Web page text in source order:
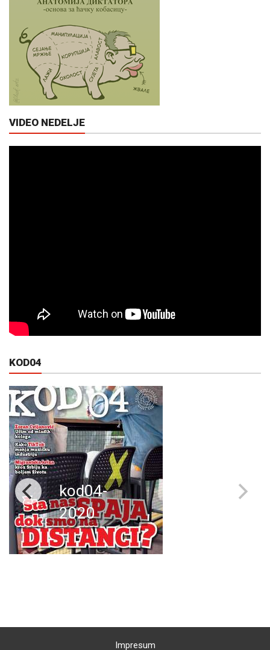
VIDEO NEDELJE
KOD04
kod04-
2020
Impresum